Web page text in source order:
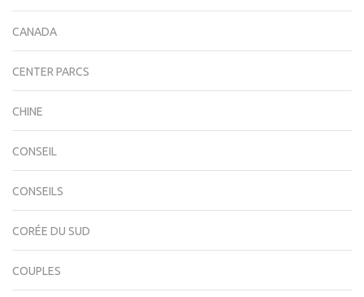
CANADA
CENTER PARCS
CHINE
CONSEIL
CONSEILS
CORÉE DU SUD
COUPLES